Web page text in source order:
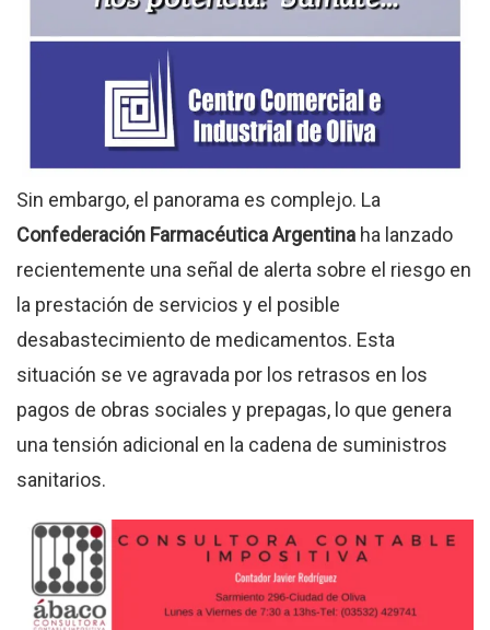
Sin embargo, el panorama es complejo. La
Confederación Farmacéutica Argentina ha lanzado
recientemente una señal de alerta sobre el riesgo en
la prestación de servicios y el posible
desabastecimiento de medicamentos. Esta
situación se ve agravada por los retrasos en los
pagos de obras sociales y prepagas, lo que genera
una tensión adicional en la cadena de suministros
sanitarios.